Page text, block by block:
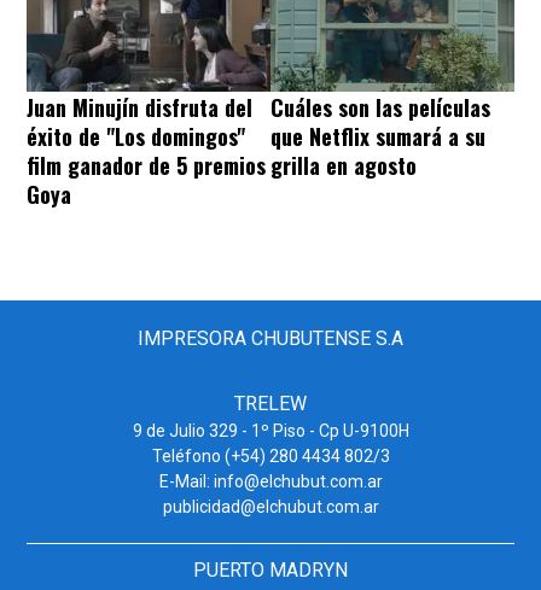
Juan Minujín disfruta del
éxito de "Los domingos"
film ganador de 5 premios
Goya
Cuáles son las películas
que Netflix sumará a su
grilla en agosto
IMPRESORA CHUBUTENSE S.A
TRELEW
9 de Julio 329 - 1º Piso - Cp U-9100H
Teléfono (+54) 280 4434 802/3
E-Mail: info@elchubut.com.ar
publicidad@elchubut.com.ar
PUERTO MADRYN